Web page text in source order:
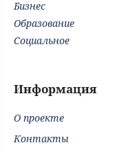
Бизнес
Образование
Социальное
Информация
О проекте
Контакты